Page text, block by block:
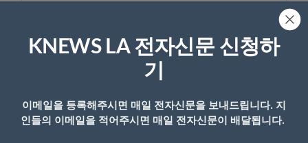
KNEWS LA 전자신문 신청하
기
이메일을 등록해주시면 매일 전자신문을 보내드립니다. 지
인들의 이메일을 적어주시면 매일 전자신문이 배달됩니다.